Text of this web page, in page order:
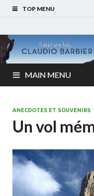
TOP MENU
MAIN MENU
ANECDOTES ET SOUVENIRS
Un vol